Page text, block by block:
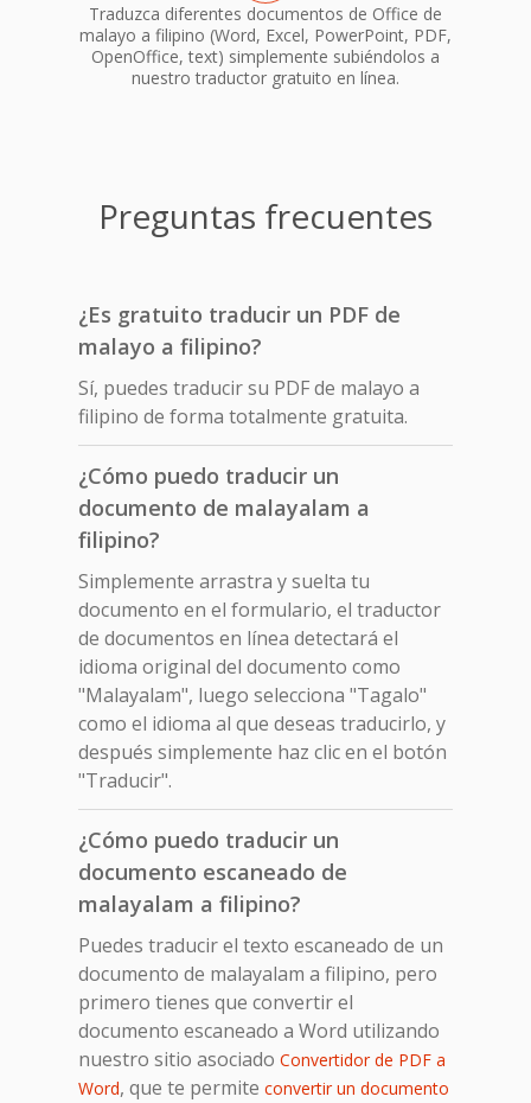
Traduzca diferentes documentos de Office de
malayo a filipino (Word, Excel, PowerPoint, PDF,
OpenOffice, text) simplemente subiéndolos a
nuestro traductor gratuito en línea.
Preguntas frecuentes
¿Es gratuito traducir un PDF de
malayo a filipino?
Sí, puedes traducir su PDF de malayo a
filipino de forma totalmente gratuita.
¿Cómo puedo traducir un
documento de malayalam a
filipino?
Simplemente arrastra y suelta tu
documento en el formulario, el traductor
de documentos en línea detectará el
idioma original del documento como
"Malayalam", luego selecciona "Tagalo"
como el idioma al que deseas traducirlo, y
después simplemente haz clic en el botón
"Traducir".
¿Cómo puedo traducir un
documento escaneado de
malayalam a filipino?
Puedes traducir el texto escaneado de un
documento de malayalam a filipino, pero
primero tienes que convertir el
documento escaneado a Word utilizando
nuestro sitio asociado Convertidor de PDF a
Word, que te permite convertir un documento